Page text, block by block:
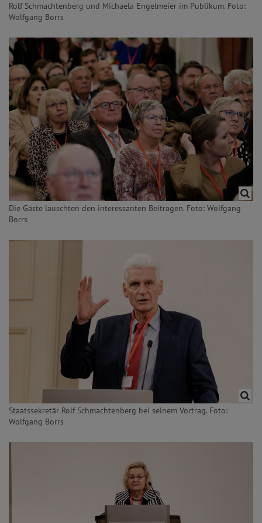
Rolf Schmachtenberg und Michaela Engelmeier im Publikum. Foto:
Wolfgang Borrs
Die Gäste lauschten den interessanten Beiträgen. Foto: Wolfgang
Borrs
Staatssekretär Rolf Schmachtenberg bei seinem Vortrag. Foto:
Wolfgang Borrs